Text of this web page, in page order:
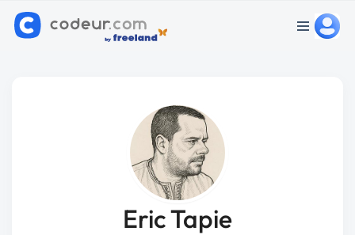
Eric Tapie